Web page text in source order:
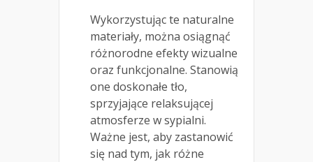
Wykorzystując te naturalne
materiały, można osiągnąć
różnorodne efekty wizualne
oraz funkcjonalne. Stanowią
one doskonałe tło,
sprzyjające relaksującej
atmosferze w sypialni.
Ważne jest, aby zastanowić
się nad tym, jak różne